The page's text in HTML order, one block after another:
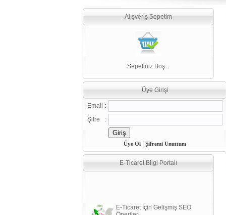
Alışveriş Sepetim
Sepetiniz Boş...
Üye Girişi
Email
:
Şifre
:
Üye Ol Şifremi Unuttum
E-Ticaret Bilgi Portalı